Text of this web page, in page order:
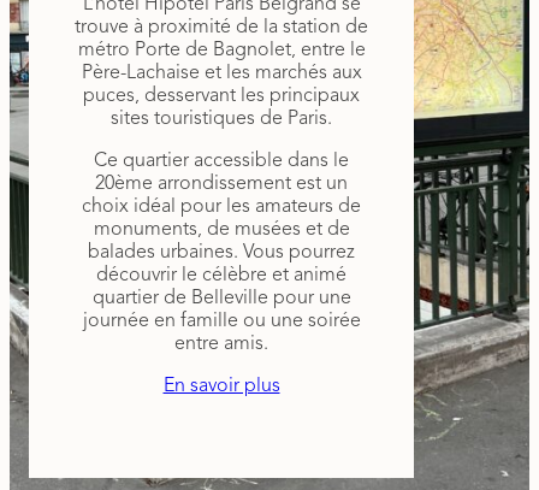
L’hôtel Hipotel Paris Belgrand se
trouve à proximité de la station de
métro Porte de Bagnolet, entre le
Père-Lachaise et les marchés aux
puces, desservant les principaux
sites touristiques de Paris.
Ce quartier accessible dans le
20ème arrondissement est un
choix idéal pour les amateurs de
monuments, de musées et de
balades urbaines. Vous pourrez
découvrir le célèbre et animé
quartier de Belleville pour une
journée en famille ou une soirée
entre amis.
En savoir plus